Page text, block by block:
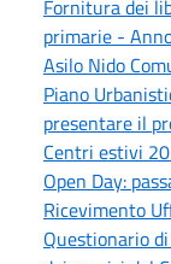
Fornitura dei
primarie -
Asilo Nido
Piano
presentare il
Centri estivi
Open Day:
Ricevimento
Questionario